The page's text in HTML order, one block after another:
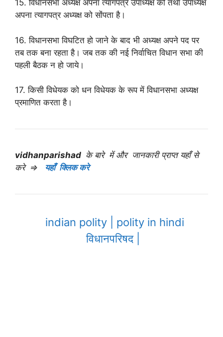
15. विधानसभा अध्यक्ष अपना त्यागपत्र उपाध्यक्ष को तथा उपाध्यक्ष
अपना त्यागपत्र अध्यक्ष को सोंपता है।
16. विधानसभा विघटित हो जाने के बाद भी अध्यक्ष अपने पद पर
तब तक बना रहता है। जब तक की नई निर्वाचित विधान सभा की
पहली बैठक न हो जाये।
17. किसी विधेयक को धन विधेयक के रूप में विधानसभा अध्यक्ष
प्रमाणित करता है।
vidhanparishad केबारे में और जानकारी प्राप्त यहाँ से
करे ⇒
यहाँ क्लिक करे
indian polity | polity in hindi
विधानपरिषद |